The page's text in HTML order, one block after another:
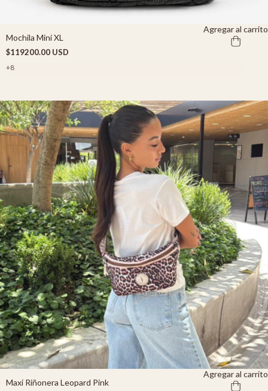
Mochila Mini XL
$119200.00 USD
+8
Agregar al carrito
Maxi Riñonera Leopard Pink
Agregar al carrito